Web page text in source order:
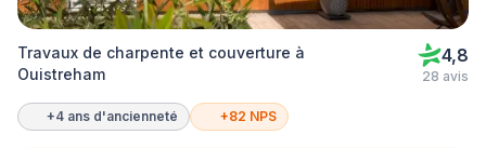
Travaux de charpente et couverture à
Ouistreham
4,8
28 avis
+4 ans d'ancienneté +82 NPS